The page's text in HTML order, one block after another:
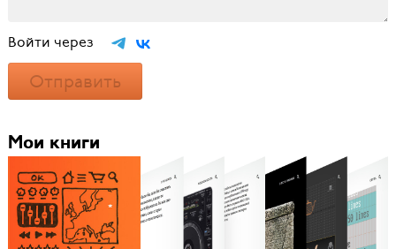
Войти через
Отправить
Мои книги